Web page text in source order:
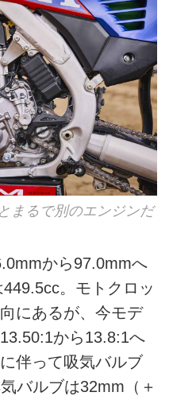
まるで別のエンジンだ
から97.0mmへ
。モトクロッ
にあるが、今モデ
から13.8:1へ
伴って吸気バルブ
バルブは32mm（＋